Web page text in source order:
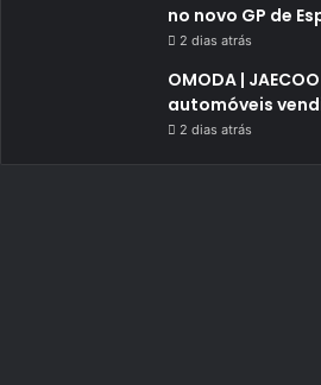
no novo GP de
2 dias atrás
OMODA |
automóveis
2 dias atrás